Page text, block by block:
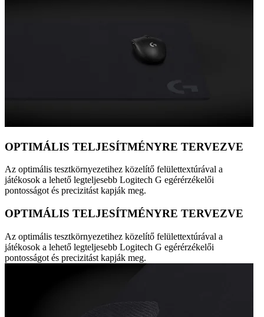
OPTIMÁLIS TELJESÍTMÉNYRE TERVEZVE
Az optimális tesztkörnyezetihez közelítő felülettextúrával a
játékosok a lehető legteljesebb Logitech G egérérzékelői
pontosságot és precizitást kapják meg.
OPTIMÁLIS TELJESÍTMÉNYRE TERVEZVE
Az optimális tesztkörnyezetihez közelítő felülettextúrával a
játékosok a lehető legteljesebb Logitech G egérérzékelői
pontosságot és precizitást kapják meg.